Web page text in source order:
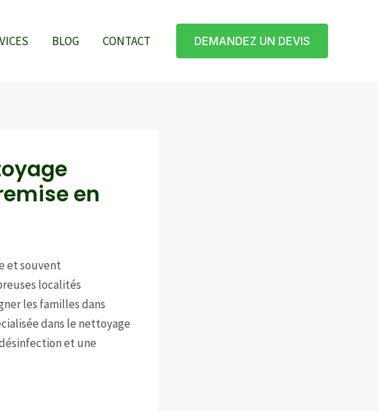
BLOG CONTACT DEMANDEZ UN DEVIS
en
et souvent
localités
les familles dans
dans le nettoyage
et une